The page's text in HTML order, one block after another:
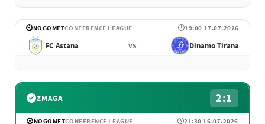
NOGOMETCONFERENCE LEAGUE 19:00 17.07.2026
FC Astana VS Dinamo Tirana
ZMAGA 2:1
NOGOMETCONFERENCE LEAGUE 21:30 16.07.2026